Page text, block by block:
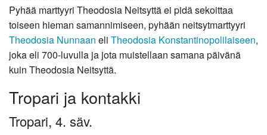
Pyhää marttyyri Theodosia Neitsyttä ei pidä sekoittaa
toiseen hieman samannimiseen, pyhään neitsytmarttyyri
Theodosia Nunnaan eli Theodosia Konstantinopolilaiseen,
joka eli 700-luvulla ja jota muistellaan samana päivänä
kuin Theodosia Neitsyttä.
Tropari ja kontakki
Tropari, 4. säv.